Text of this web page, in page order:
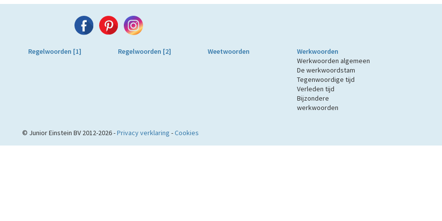
Regelwoorden [1] Regelwoorden [2] Weetwoorden
Werkwoorden
Werkwoorden algemeen
De werkwoordstam
Tegenwoordige tijd
Verleden tijd
Bijzondere
werkwoorden
© Junior Einstein BV 2012-2026 -Privacy verklaring -Cookies